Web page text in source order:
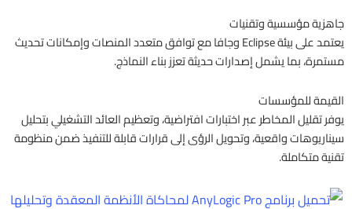
جاهزية مؤسسية وتقنيات
يعتمد على بيئة Eclipse وجافا مع توافق متعدد المنصات وإمكانات تحديث
مستمرة، بما يشمل إصدارات حديثة تعزز بناء النماذج.
القيمة للمؤسسات
يوفر تقليل المخاطر عبر اختبارات افتراضية، وتعظيم العائد التشغيلي بتحليل
سيناريوهات واقعية، وتحويل الرؤى إلى قرارات قابلة للتنفيذ ضمن منظومة
تقنية متكاملة.